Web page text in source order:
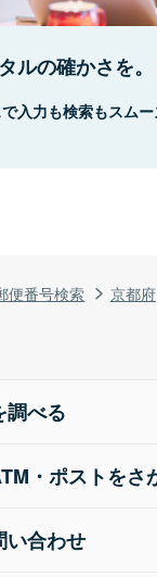
便番号検索 京都府
ルの確かさを。
入力も検索もスムー
調べる
・ポストをさ
い合わせ